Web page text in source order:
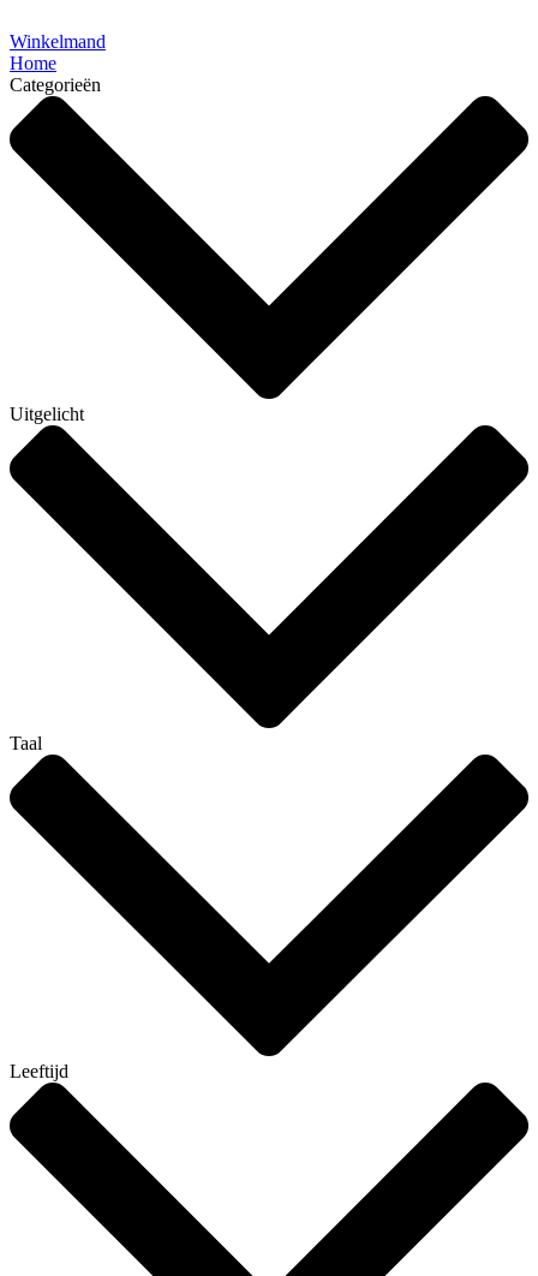
Winkelmand
Home
Categorieën
Uitgelicht
Taal
Leeftijd